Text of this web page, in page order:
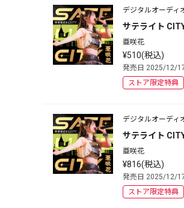
デジタルオーディ
サテライト
亜咲花
¥510(税込)
発売日 2025/12/
ストア限定特典
デジタルオーディ
サテライト
亜咲花
¥816(税込)
発売日 2025/12/
ストア限定特典